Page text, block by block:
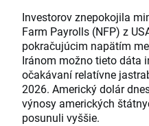
Investorov znepokojila
Farm Payrolls (NFP) z
pokračujúcim napätím
Iránom možno tieto dáta
očakávaní relatívne
2026. Americký dolár
výnosy amerických
posunuli vyššie.